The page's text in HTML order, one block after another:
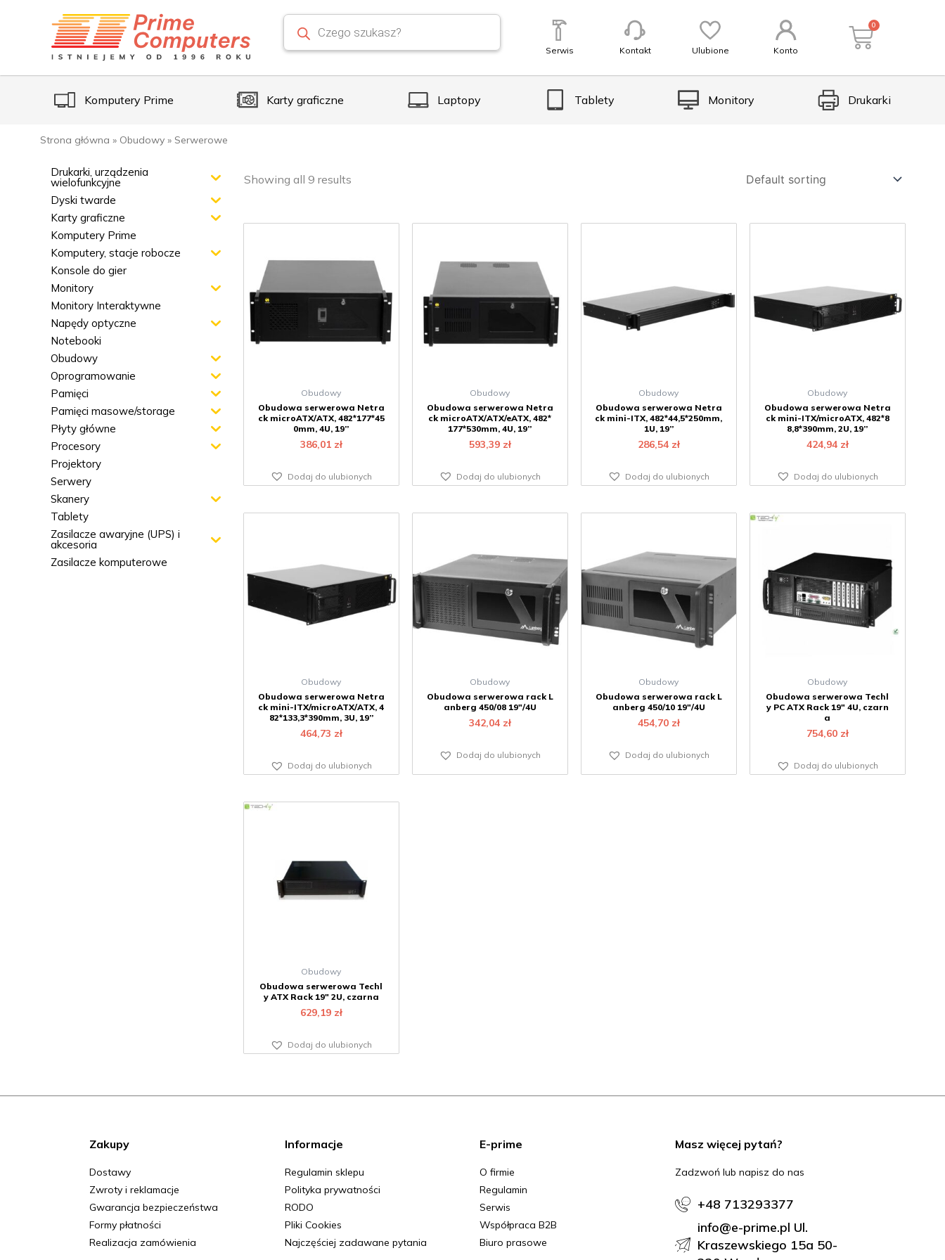
Serwis Kontakt Ulubione Konto
0
Komputery Prime Karty graficzne Laptopy Tablety Monitory Drukarki
Strona główna » Obudowy » Serwerowe
Drukarki, urządzenia
wielofunkcyjne
Dyski twarde
Karty graficzne
Komputery Prime
Komputery, stacje robocze
Konsole do gier
Monitory
Monitory Interaktywne
Napędy optyczne
Notebooki
Obudowy
Oprogramowanie
Pamięci
Pamięci masowe/storage
Płyty główne
Procesory
Projektory
Serwery
Skanery
Tablety
Zasilacze awaryjne (UPS) i
akcesoria
Zasilacze komputerowe
Showing all 9 results
Obudowy
Obudowa serwerowa Netra
ck microATX/ATX, 482*177*45
0mm, 4U, 19”
386,01 zł
Dodaj do ulubionych
Obudowy
Obudowa serwerowa Netra
ck microATX/ATX/eATX, 482*
177*530mm, 4U, 19”
593,39 zł
Dodaj do ulubionych
Obudowy
Obudowa serwerowa Netra
ck mini-ITX, 482*44,5*250mm,
1U, 19”
286,54 zł
Dodaj do ulubionych
Obudowy
Obudowa serwerowa Netra
ck mini-ITX/microATX, 482*8
8,8*390mm, 2U, 19”
424,94 zł
Dodaj do ulubionych
Obudowy
Obudowa serwerowa Netra
ck mini-ITX/microATX/ATX, 4
82*133,3*390mm, 3U, 19”
464,73 zł
Dodaj do ulubionych
Obudowy
Obudowa serwerowa rack L
anberg 450/08 19″/4U
342,04 zł
Dodaj do ulubionych
Obudowy
Obudowa serwerowa rack L
anberg 450/10 19″/4U
454,70 zł
Dodaj do ulubionych
Obudowy
Obudowa serwerowa Techl
y PC ATX Rack 19″ 4U, czarn
a
754,60 zł
Dodaj do ulubionych
Obudowy
Obudowa serwerowa Techl
y ATX Rack 19″ 2U, czarna
629,19 zł
Dodaj do ulubionych
Zakupy
Dostawy
Zwroty i reklamacje
Gwarancja bezpieczeństwa
Formy płatności
Realizacja zamówienia
Informacje
Regulamin sklepu
Polityka prywatności
RODO
Pliki Cookies
Najczęściej zadawane pytania
E-prime
O firmie
Regulamin
Serwis
Współpraca B2B
Biuro prasowe
Masz więcej pytań?
Zadzwoń lub napisz do nas
+48 713293377
info@e-prime.pl Ul.
Kraszewskiego 15a 50-